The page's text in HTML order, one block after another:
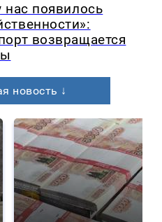
нас появилось
возвращается
новость ↓